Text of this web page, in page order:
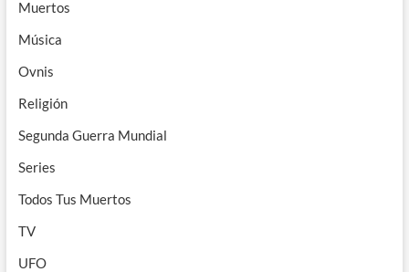
Muertos
Música
Ovnis
Religión
Segunda Guerra Mundial
Series
Todos Tus Muertos
TV
UFO